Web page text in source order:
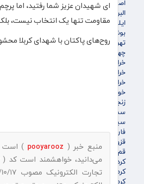
اصفهان
البرز
ایلام
بوشهر
تهران
چهارمحال و بختیاری
خراسان جنوبی
خراسان رضوی
خراسان شمالی
خوزستان
زنجان
سمنان
سیستان و بلوچستان
فارس
قزوین
قم
کردستان
کرمان
کرمانشاه
ای شهیدان عزیز شما رفتید، اما
مقاومت تنها یک انتخاب نیست،
روح‌های پاکتان با شهدای کربلا
منبع خبر ( pooyarooz
)
می‌دانید، خواهشمند است کد (25427
تجارت الکترونیک مصوب ۱۳۸۲/۱۰/۱۷ مجلس شورای اسلامی و با عنایت به اینکه